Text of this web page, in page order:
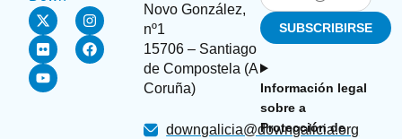
Novo González,
nº1
15706 – Santiago
de Compostela (A
Coruña)
downgalicia@downgalicia.org
Información legal
sobre a
Protección de